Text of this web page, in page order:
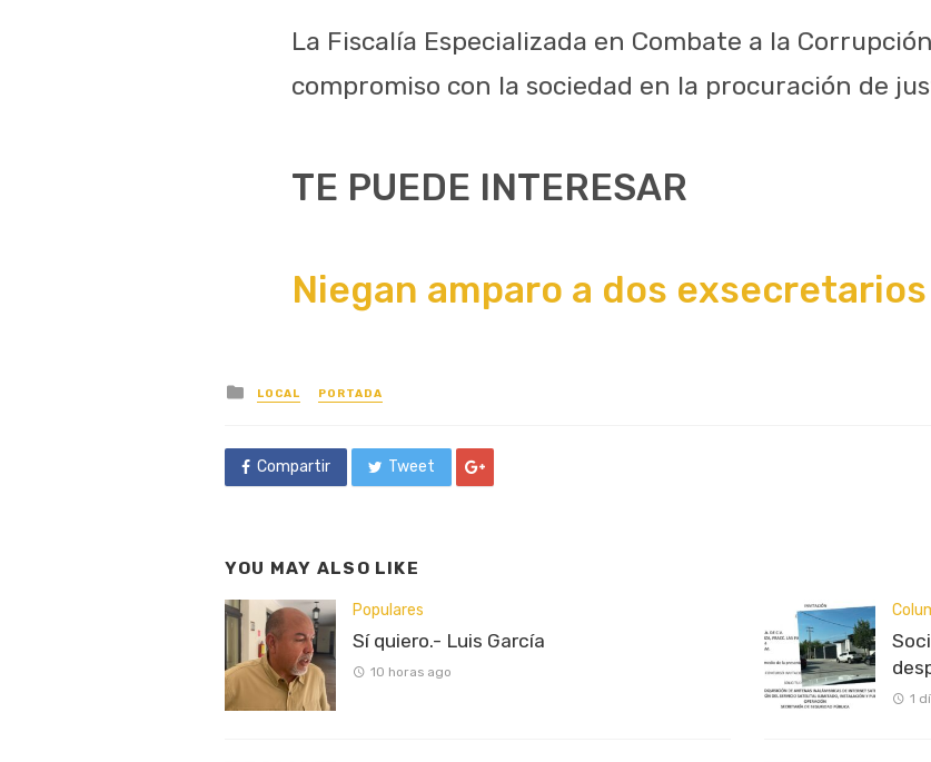
La Fiscalía Especializada en Combate a la
compromiso con la sociedad en la procuración de
TE PUEDE INTERESAR
Niegan amparo a dos
Posted
in
LOCAL PORTADA
Compartir Tweet
YOU MAY ALSO LIKE
Populares
Sí quiero.- Luis García
10 horas ago
1